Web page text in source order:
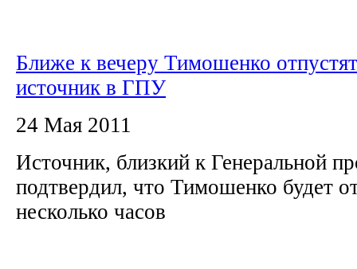
Ближе к вечеру Тимошенко
источник в ГПУ
24 Мая 2011
Источник, близкий к Генеральной
подтвердил, что Тимошенко будет
несколько часов